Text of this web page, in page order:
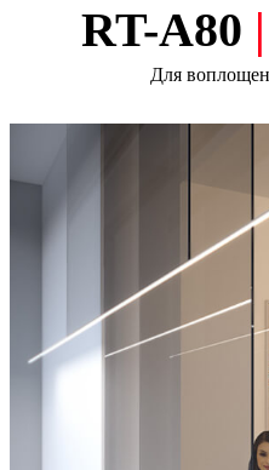
RT-A80 |
Для